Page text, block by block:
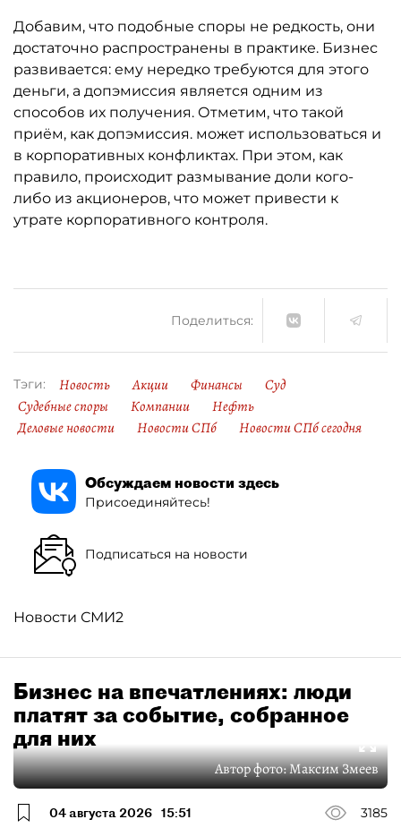
Добавим, что подобные споры не редкость, они
достаточно распространены в практике. Бизнес
развивается: ему нередко требуются для этого
деньги, а допэмиссия является одним из
способов их получения. Отметим, что такой
приём, как допэмиссия. может использоваться и
в корпоративных конфликтах. При этом, как
правило, происходит размывание доли кого-
либо из акционеров, что может привести к
утрате корпоративного контроля.
Поделиться:
Тэги: Новость Акции Финансы
Суд
Судебные споры
Компании
Нефть
Деловые новости
Новости СПб Новости СПб сегодня
Обсуждаем новости здесь
Присоединяйтесь!
Подписаться на новости
Новости СМИ2
Бизнес на впечатлениях: люди
платят за событие, собранное
для них
Автор фото:Максим Змеев
04 августа 2026 15:51 3185